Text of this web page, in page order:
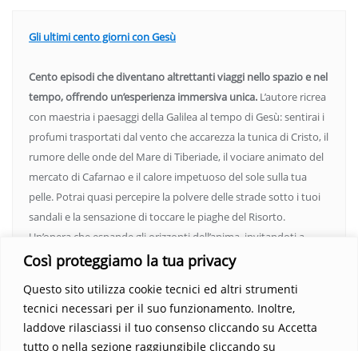
Così proteggiamo la tua privacy
Questo sito utilizza cookie tecnici ed altri strumenti
tecnici necessari per il suo funzionamento. Inoltre,
laddove rilasciassi il tuo consenso cliccando su Accetta
tutto o nella sezione raggiungibile cliccando su
Gli ultimi cento giorni con Gesù
Cento episodi che diventano altrettanti viaggi nello spazio e nel
tempo, offrendo un’esperienza immersiva unica. L’autore ricrea
con maestria i paesaggi della Galilea al tempo di Gesù: sentirai i
profumi trasportati dal vento che accarezza la tunica di Cristo, il
rumore delle onde del Mare di Tiberiade, il vociare animato del
mercato di Cafarnao e il calore impetuoso del sole sulla tua
pelle. Potrai quasi percepire la polvere delle strade sotto i tuoi
sandali e la sensazione di toccare le piaghe del Risorto.
Un’opera che espande gli orizzonti dell’anima, invitandoti a
vedere oltre i confini del conosciuto. Scopri un mondo in cui
indimenticabile.Non perdere l’occasione di immergerti in
questo viaggio straordinario. Acquista il libro e lascia che la
Parola trasformi la tua vita